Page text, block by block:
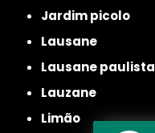
jardim picolo
lausane
lausane paulista
lauzane
limão